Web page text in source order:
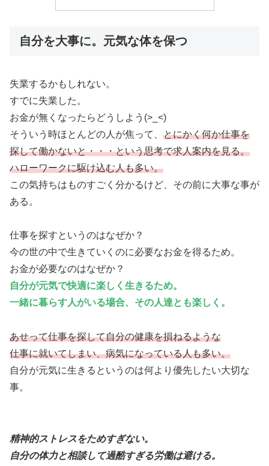
自分を大事に。元気な体を保つ
失業するかもしれない。
すでに失業した。
お金が無くなったらどうしよう(>_<)
そういう時ほとんどの人が焦って、 とにかく何か仕事を
探して働かないと・・・という思考で求人案内を見る。
ハローワークに駆け込む人も多い。
この気持ちはものすごく分かるけど、その前に大事な事が
ある。
仕事を探すというのはなぜか？
今の世の中で生きていくのに必要なお金を得るため。
お金が必要なのはなぜか？
自分が元気で快適に楽しく生きるため。
一緒に暮らす人がいる場合、その人達とも楽しく。
あせって仕事を探して自分の健康を損ねるような
仕事に就いてしまい、病気になっている人も多い。
自分が元気に生きるというのは何より優先したい大切な
事。
精神的ストレスをためすぎない。
自分の体力と相談して過酷すぎる労働は避ける。